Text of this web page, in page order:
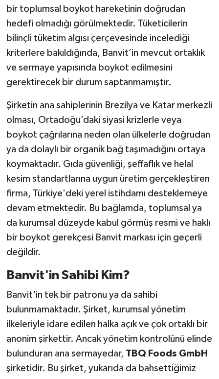
bir toplumsal boykot hareketinin doğrudan
hedefi olmadığı görülmektedir. Tüketicilerin
bilinçli tüketim algısı çerçevesinde incelediği
kriterlere bakıldığında, Banvit’in mevcut ortaklık
ve sermaye yapısında boykot edilmesini
gerektirecek bir durum saptanmamıştır.
Şirketin ana sahiplerinin Brezilya ve Katar merkezli
olması, Ortadoğu’daki siyasi krizlerle veya
boykot çağrılarına neden olan ülkelerle doğrudan
ya da dolaylı bir organik bağ taşımadığını ortaya
koymaktadır. Gıda güvenliği, şeffaflık ve helal
kesim standartlarına uygun üretim gerçekleştiren
firma, Türkiye'deki yerel istihdamı desteklemeye
devam etmektedir. Bu bağlamda, toplumsal ya
da kurumsal düzeyde kabul görmüş resmi ve haklı
bir boykot gerekçesi Banvit markası için geçerli
değildir.
Banvit'in Sahibi Kim?
Banvit'in tek bir patronu ya da sahibi
bulunmamaktadır. Şirket, kurumsal yönetim
ilkeleriyle idare edilen halka açık ve çok ortaklı bir
anonim şirkettir. Ancak yönetim kontrolünü elinde
bulunduran ana sermayedar, TBQ Foods GmbH
şirketidir. Bu şirket, yukarıda da bahsettiğimiz